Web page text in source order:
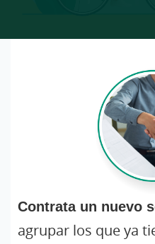
Contrata un nuevo
agrupar los que ya